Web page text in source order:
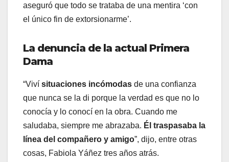
aseguró que todo se trataba de una mentira ‘con
el único fin de extorsionarme’.
La denuncia de la actual Primera
Dama
“Viví situaciones incómodas de una confianza
que nunca se la di porque la verdad es que no lo
conocía y lo conocí en la obra. Cuando me
saludaba, siempre me abrazaba. Él traspasaba la
línea del compañero y amigo”, dijo, entre otras
cosas, Fabiola Yáñez tres años atrás.